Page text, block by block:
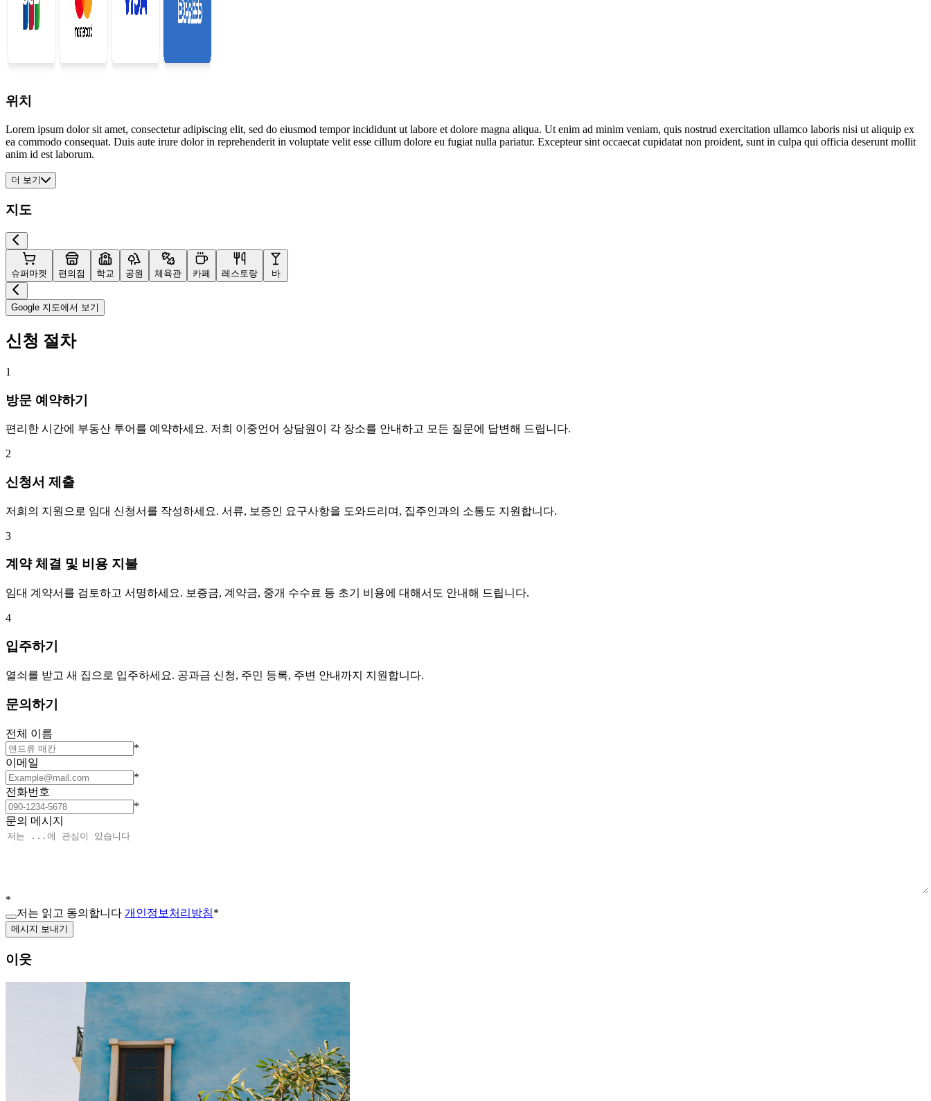
위치
Lorem ipsum dolor sit amet, consectetur adipiscing elit, sed do eiusmod tempor incididunt ut labore et dolore magna aliqua. Ut enim ad minim veniam, quis nostrud exercitation ullamco laboris nisi ut aliquip ex
ea commodo consequat. Duis aute irure dolor in reprehenderit in voluptate velit esse cillum dolore eu fugiat nulla pariatur. Excepteur sint occaecat cupidatat non proident, sunt in culpa qui officia deserunt mollit
anim id est laborum.
더 보기
지도
슈퍼마켓 편의점 학교 공원 체육관 카페 레스토랑 바
Google 지도에서 보기
신청 절차
1
방문 예약하기
편리한 시간에 부동산 투어를 예약하세요. 저희 이중언어 상담원이 각 장소를 안내하고 모든 질문에 답변해 드립니다.
2
신청서 제출
저희의 지원으로 임대 신청서를 작성하세요. 서류, 보증인 요구사항을 도와드리며, 집주인과의 소통도 지원합니다.
3
계약 체결 및 비용 지불
임대 계약서를 검토하고 서명하세요. 보증금, 계약금, 중개 수수료 등 초기 비용에 대해서도 안내해 드립니다.
4
입주하기
열쇠를 받고 새 집으로 입주하세요. 공과금 신청, 주민 등록, 주변 안내까지 지원합니다.
문의하기
전체 이름
*
이메일
*
전화번호
*
문의 메시지
*
저는 읽고 동의합니다 개인정보처리방침*
메시지 보내기
이웃